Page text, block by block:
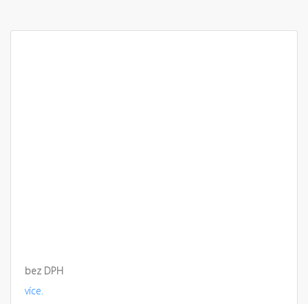
bez DPH
více.